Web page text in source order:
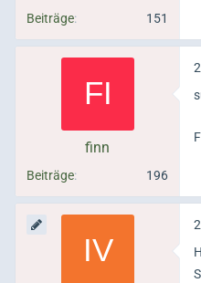
Beiträge 151
finn
Beiträge 196